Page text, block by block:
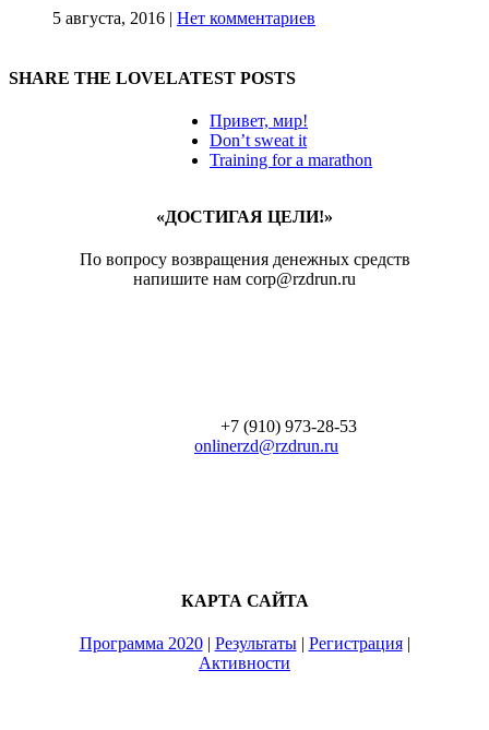
5 августа, 2016 | Нет комментариев
SHARE THE LOVELATEST POSTS
Привет, мир!
Don’t sweat it
Training for a marathon
«ДОСТИГАЯ ЦЕЛИ!»
По вопросу возвращения денежных средств
напишите нам corp@rzdrun.ru
+7 (910) 973-28-53
onlinerzd@rzdrun.ru
КАРТА САЙТА
Программа 2020| Результаты| Регистрация|
Активности